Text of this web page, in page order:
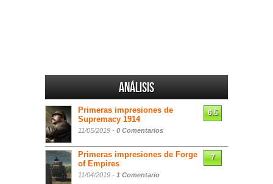
Análisis
Primeras impresiones de
Supremacy 1914
11/05/2019 - 0 Comentarios
6.5
Primeras impresiones de Forge
of Empires
11/04/2019 - 1 Comentario
7